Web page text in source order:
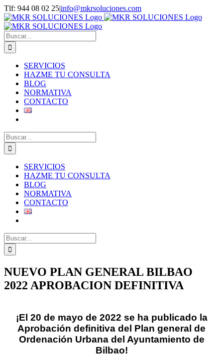
Saltar
al
contenido
Tlf: 944 08 02 25|info@mkrsoluciones.com
Buscar:
SERVICIOS
HAZME TU CONSULTA
BLOG
NORMATIVA
CONTACTO
Buscar:
SERVICIOS
HAZME TU CONSULTA
BLOG
NORMATIVA
CONTACTO
Buscar:
NUEVO PLAN GENERAL BILBAO
2022 APROBACION DEFINITIVA
¡El 20 de mayo de 2022 se ha publicado la
Aprobación definitiva del Plan general de
Ordenación Urbana del Ayuntamiento de
Bilbao!